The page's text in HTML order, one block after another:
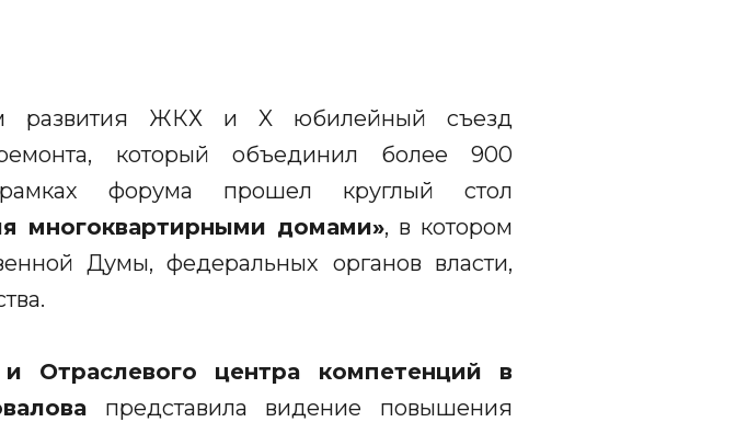
развития ЖКХ и X юбилейный съезд
который объединил более 900
форума прошел круглый стол
многоквартирными домами», в котором
Думы, федеральных органов власти,
Отраслевого центра компетенций в
представила видение повышения